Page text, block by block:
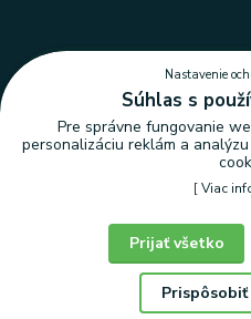
Nastavenie
Nastavenie
Súhlas s
Pre správne fungovanie
personalizáciu reklám a
[Viac
Prijať všetko